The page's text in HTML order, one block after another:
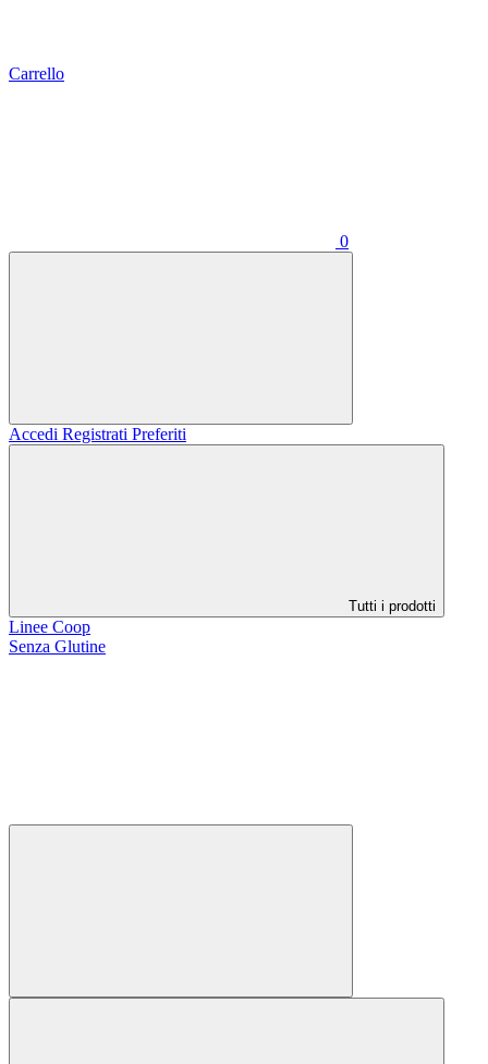
Carrello
0
Accedi Registrati Preferiti
Tutti i prodotti
Linee Coop
Senza Glutine